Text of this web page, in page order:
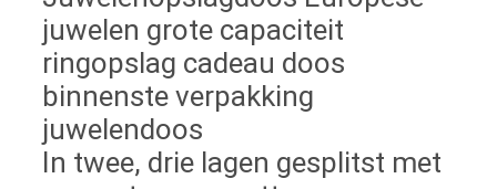
juwelen grote capaciteit
ringopslag cadeau doos
binnenste verpakking
juwelendoos
In twee, drie lagen gesplitst met